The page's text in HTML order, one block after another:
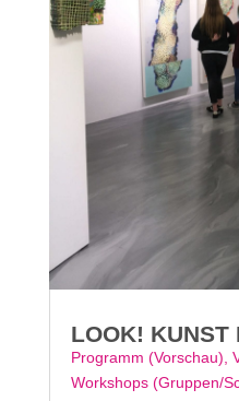
LOOK! KUNST
Programm (Vorschau),
Workshops (Gruppen/